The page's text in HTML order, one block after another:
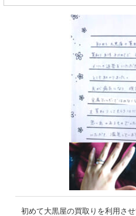
初めて大黒屋の買取りを利用させ